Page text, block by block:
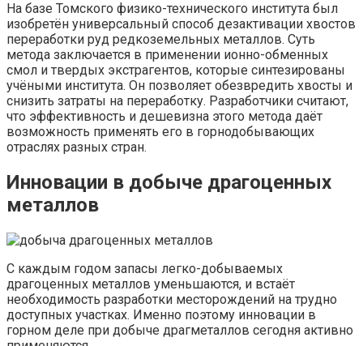
На базе Томского физико-технического института был
изобретён универсальный способ дезактивации хвостов
переработки руд редкоземельных металлов. Суть
метода заключается в применении ионно-обменных
смол и твердых экстрагентов, которые синтезированы
учёными института. Он позволяет обезвредить хвосты и
снизить затраты на переработку. Разработчики считают,
что эффективность и дешевизна этого метода даёт
возможность применять его в горнодобывающих
отраслях разных стран.
Инновации в добыче драгоценных
металлов
С каждым годом запасы легко-добываемых
драгоценных металлов уменьшаются, и встаёт
необходимость разработки месторождений на трудно
доступных участках. Именно поэтому инновации в
горном деле при добыче драгметаллов сегодня активно